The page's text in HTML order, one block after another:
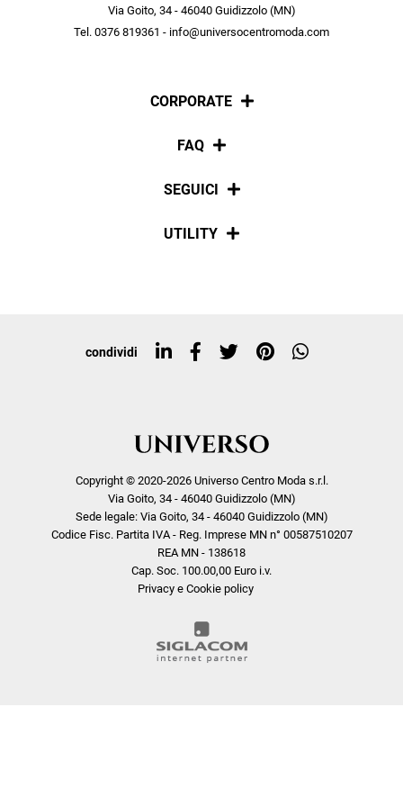
Via Goito, 34 - 46040 Guidizzolo (MN)
Tel. 0376 819361 - info@universocentromoda.com
CORPORATE
Chi siamo
FAQ
Pagamenti
SEGUICI
Social
UTILITY
Top ricerche
condividi
Copyright © 2020-2026 Universo Centro Moda s.r.l.
Via Goito, 34 - 46040 Guidizzolo (MN)
Sede legale: Via Goito, 34 - 46040 Guidizzolo (MN)
Codice Fisc. Partita IVA - Reg. Imprese MN n° 00587510207
REA MN - 138618
Cap. Soc. 100.00,00 Euro i.v.
Privacy e Cookie policy
scopri in anteprima le offerte in esclusiva a te riservate.
ISCRIVITI